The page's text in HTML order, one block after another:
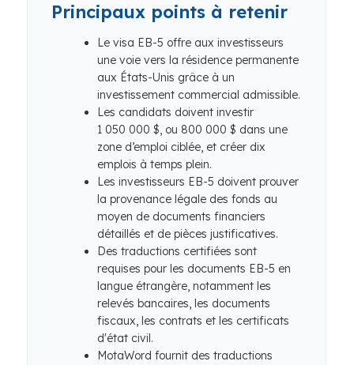
Principaux points à retenir
Le visa EB-5 offre aux investisseurs
une voie vers la résidence permanente
aux États-Unis grâce à un
investissement commercial admissible.
Les candidats doivent investir
1 050 000 $, ou 800 000 $ dans une
zone d’emploi ciblée, et créer dix
emplois à temps plein.
Les investisseurs EB-5 doivent prouver
la provenance légale des fonds au
moyen de documents financiers
détaillés et de pièces justificatives.
Des traductions certifiées sont
requises pour les documents EB-5 en
langue étrangère, notamment les
relevés bancaires, les documents
fiscaux, les contrats et les certificats
d'état civil.
MotaWord fournit des traductions